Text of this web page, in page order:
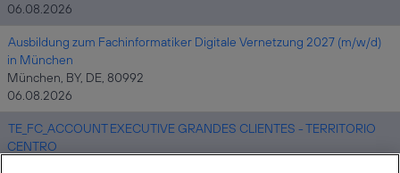
06.08.2026
Ausbildung zum Fachinformatiker Digitale Vernetzung 2027 (m/w/d)
in München
München, BY, DE, 80992
06.08.2026
TE_FC_ACCOUNT EXECUTIVE GRANDES CLIENTES - TERRITORIO
CENTRO